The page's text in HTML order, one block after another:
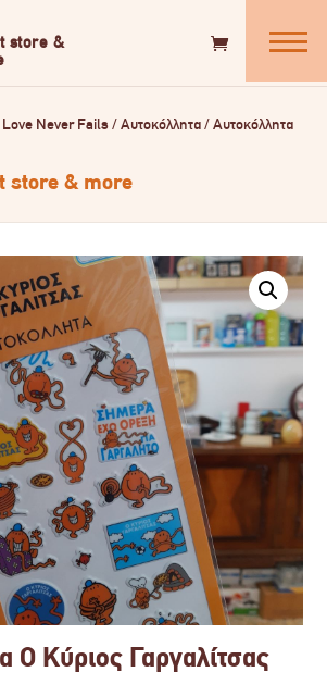
Love Never Fails/Αυτοκόλλητα/Αυτοκόλλητα
store & more
Ο Κύριος Γαργαλίτσας